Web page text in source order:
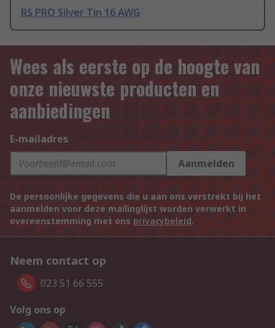
RS PRO Silver Tin 16 AWG
Wees als eerste op de hoogte van
onze nieuwste producten en
aanbiedingen
E-mailadres
Aanmelden
De persoonlijke gegevens die u aan ons verstrekt bij het
aanmelden voor deze mailinglijst worden verwerkt in
overeenstemming met ons privacybeleid.
Neem contact op
023 51 66 555
Volg ons op